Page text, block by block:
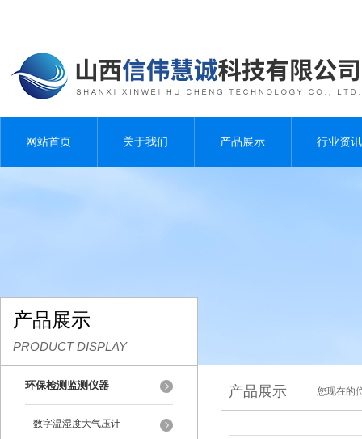
网站首页 关于我们 产品展示 行业资讯
产品展示
PRODUCT DISPLAY
环保检测监测仪器
数字温湿度大气压计
产品展示 您现在的